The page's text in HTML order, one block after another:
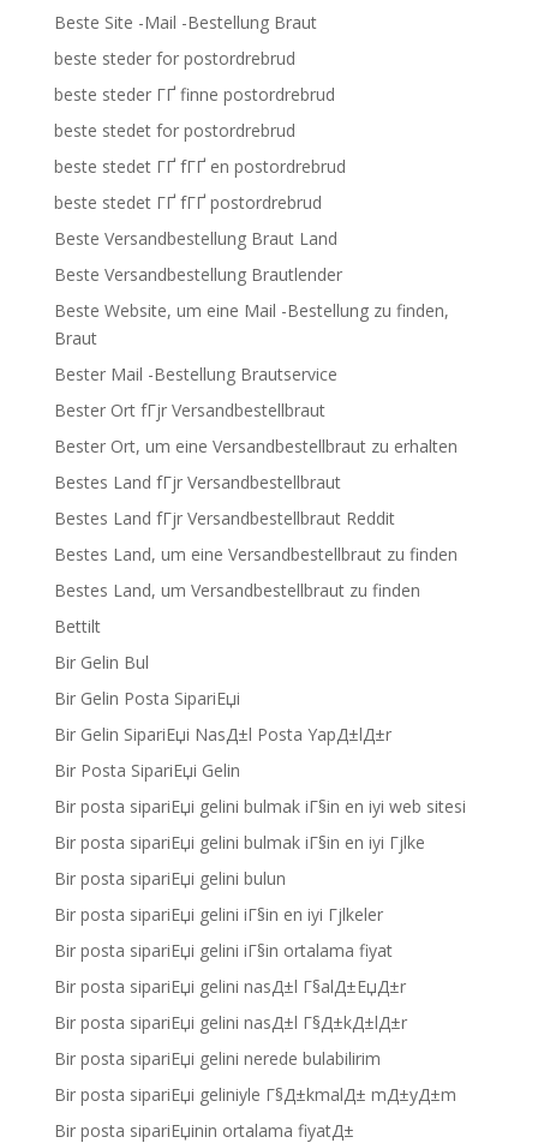
Beste Site -Mail -Bestellung Braut
beste steder for postordrebrud
beste steder ГҐ finne postordrebrud
beste stedet for postordrebrud
beste stedet ГҐ fГҐ en postordrebrud
beste stedet ГҐ fГҐ postordrebrud
Beste Versandbestellung Braut Land
Beste Versandbestellung Brautlender
Beste Website, um eine Mail -Bestellung zu finden,
Braut
Bester Mail -Bestellung Brautservice
Bester Ort fГјr Versandbestellbraut
Bester Ort, um eine Versandbestellbraut zu erhalten
Bestes Land fГјr Versandbestellbraut
Bestes Land fГјr Versandbestellbraut Reddit
Bestes Land, um eine Versandbestellbraut zu finden
Bestes Land, um Versandbestellbraut zu finden
Bettilt
Bir Gelin Bul
Bir Gelin Posta SipariЕџi
Bir Gelin SipariЕџi NasД±l Posta YapД±lД±r
Bir Posta SipariЕџi Gelin
Bir posta sipariЕџi gelini bulmak iГ§in en iyi web sitesi
Bir posta sipariЕџi gelini bulmak iГ§in en iyi Гјlke
Bir posta sipariЕџi gelini bulun
Bir posta sipariЕџi gelini iГ§in en iyi Гјlkeler
Bir posta sipariЕџi gelini iГ§in ortalama fiyat
Bir posta sipariЕџi gelini nasД±l Г§alД±ЕџД±r
Bir posta sipariЕџi gelini nasД±l Г§Д±kД±lД±r
Bir posta sipariЕџi gelini nerede bulabilirim
Bir posta sipariЕџi geliniyle Г§Д±kmalД± mД±yД±m
Bir posta sipariЕџinin ortalama fiyatД±